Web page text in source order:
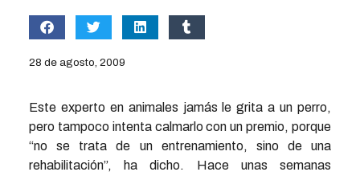
28 de agosto, 2009
Este experto en animales jamás le grita a un perro,
pero tampoco intenta calmarlo con un premio, porque
“no se trata de un entrenamiento, sino de una
rehabilitación”, ha dicho. Hace unas semanas